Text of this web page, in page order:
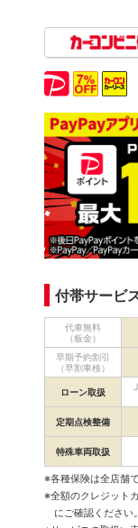
付帯サービ
代車無料
（板金）
早期予約割引
（早割車検）
ローン取扱
定期点検整備
特殊車両取扱
※各種保険は全店舗
※全額のクレジット
にご確認ください。